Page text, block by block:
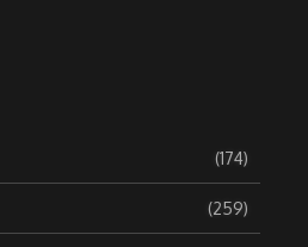
(174)
(259)